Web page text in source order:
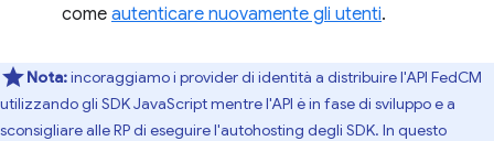
come autenticare nuovamente gli utenti.
Nota:incoraggiamo i provider di identità a distribuire l'API FedCM
utilizzando gli SDK JavaScript mentre l'API è in fase di sviluppo e a
sconsigliare alle RP di eseguire l'autohosting degli SDK. In questo